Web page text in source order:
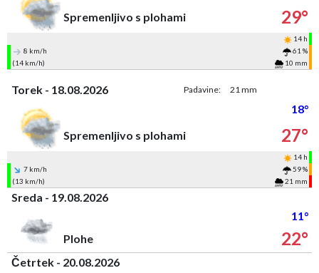
Spremenljivo s plohami
29°
14 h
8 km/h
61 %
(14 km/h)
10 mm
Torek - 18.08.2026 Padavine: 21 mm
18°
Spremenljivo s plohami
27°
14 h
7 km/h
59 %
(13 km/h)
21 mm
Sreda - 19.08.2026
11°
Plohe
22°
Četrtek - 20.08.2026